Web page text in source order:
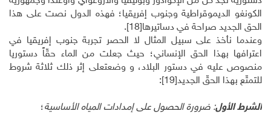
الكونغو الديموقراطية وجنوب إفريقيا؛ فهذه الدول نصت على هذا
الحق الجديد صراحة في دساتيرها[18]
.
وعندما نأخذ على سبيل المثال لا الحصر تجربة جنوب إفريقيا في
اعترافها بهذا الحق الإنساني؛ حيث جعلت من الماء حقّاً دستوريا
منصوص عليه في دستور البلاد، و وضعتعلى إثر ذلك ثلاثة شروط
للتمتّع بهذا الحقّ الجديد[19]
:
الشرط الأول: ضرورة الحصول على إمدادات المياه الأساسية؛